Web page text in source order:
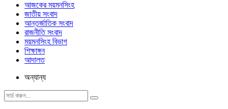
আজকের ময়মনসিংহ
জাতীয় সংবাদ
আন্তর্জাতিক সংবাদ
রাজনীতি সংবাদ
ময়মনসিংহ বিভাগ
শিক্ষাঙ্গন
আদালত
অন্যান্য